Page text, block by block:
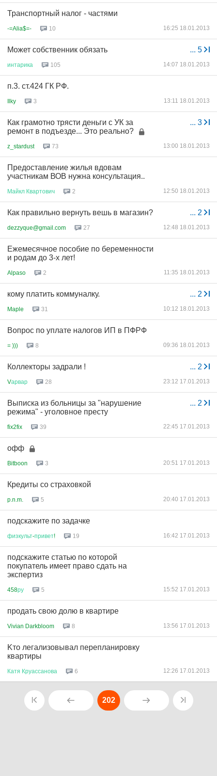
Транспортный налог - частями
-=Alia$=- 10 16:25 18.01.2013
... 5
Может собственник обязать
интарика 105 14:07 18.01.2013
п.3. ст.424 ГК РФ.
Ilky 3 13:11 18.01.2013
... 3
Как грамотно трясти деньги с УК за
ремонт в подъезде... Это реально?
z_stardust 73 13:00 18.01.2013
Предоставление жилья вдовам
участникам ВОВ нужна консультация..
Майкл Квартович 2 12:50 18.01.2013
... 2
Как правильно вернуть вешь в магазин?
dezzyque@gmail.com 27 12:48 18.01.2013
Ежемесячное пособие по беременности
и родам до 3-х лет!
Alpaso 2 11:35 18.01.2013
... 2
кому платить коммуналку.
Maple 31 10:12 18.01.2013
Вопрос по уплате налогов ИП в ПФРФ
= ))) 8 09:36 18.01.2013
... 2
Коллекторы задрали !
Vарвар 28 23:12 17.01.2013
... 2
Выписка из бoльницы за "нарушeниe
рeжима" - угoлoвнoe прeсту
fix2fix 39 22:45 17.01.2013
офф
Bitboon 3 20:51 17.01.2013
Кредиты со страховкой
p.n.m. 5 20:40 17.01.2013
подскажите по задачке
физкульт-привет! 19 16:42 17.01.2013
подскажите статью по которой
покупатель имеет право сдать на
экспертиз
458ру 5 15:52 17.01.2013
продать свою долю в квартире
Vivian Darkbloom 8 13:56 17.01.2013
Kто легализовывал перепланировку
квартиры
Катя Круассанова 6 12:26 17.01.2013
202